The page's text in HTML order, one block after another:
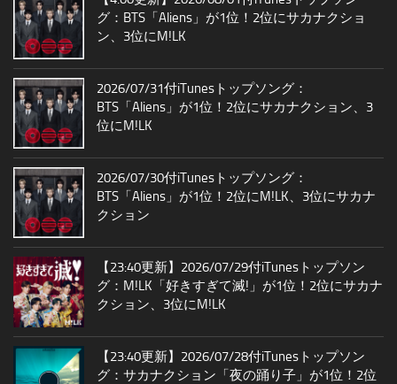
グ：BTS「Aliens」が1位！2位にサカナクショ
ン、3位にM!LK
2026/07/31付iTunesトップソング：
BTS「Aliens」が1位！2位にサカナクション、3
位にM!LK
2026/07/30付iTunesトップソング：
BTS「Aliens」が1位！2位にM!LK、3位にサカナ
クション
【23:40更新】2026/07/29付iTunesトップソン
グ：M!LK「好きすぎて滅!」が1位！2位にサカナ
クション、3位にM!LK
【23:40更新】2026/07/28付iTunesトップソン
グ：サカナクション「夜の踊り子」が1位！2位